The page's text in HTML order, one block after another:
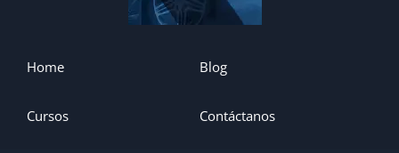
Home Blog
Cursos Contáctanos